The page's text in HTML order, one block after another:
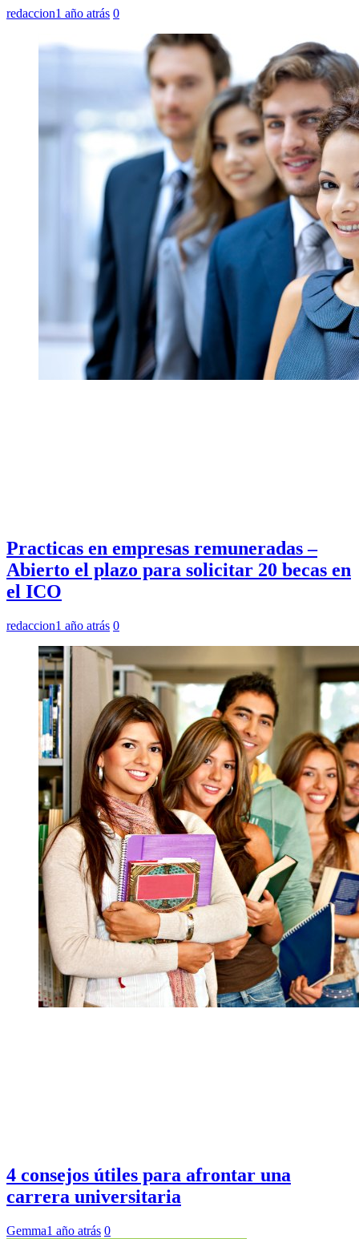
redaccion1 año atrás 0
Practicas en empresas remuneradas –
Abierto el plazo para solicitar 20 becas en
el ICO
redaccion1 año atrás 0
4 consejos útiles para afrontar una
carrera universitaria
Gemma1 año atrás 0